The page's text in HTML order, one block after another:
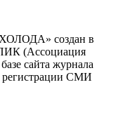
создан в
(Ассоциация
сайта журнала
СМИ